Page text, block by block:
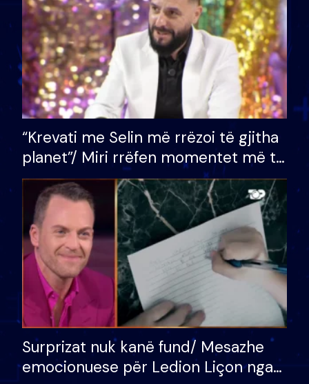
“Krevati me Selin më rrëzoi të gjitha
planet”/ Miri rrëfen momentet më të
bukura në shtëpinë e BB VIP: Do më
mungojë zilja e mëngjesit kur…
Surprizat nuk kanë fund/ Mesazhe
emocionuese për Ledion Liçon nga